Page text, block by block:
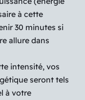
à cette
30 minutes si
allure dans
intensité, vos
seront tels
à votre